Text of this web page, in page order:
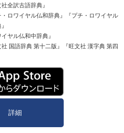
全訳古語辞典』
ロワイヤル仏和辞典』『プチ・ロワイヤル
ヤル仏和中辞典』
国語辞典 第十二版』『旺文社 漢字典 第四
詳細